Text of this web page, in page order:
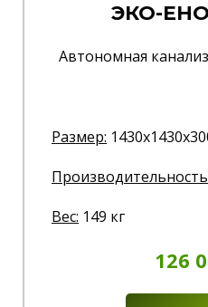
ЭКО-
Автономная
Размер:
Вес: 149 кг
126